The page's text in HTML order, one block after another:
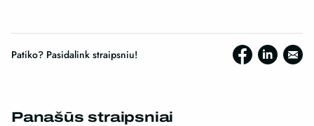
Patiko? Pasidalink straipsniu!
Panašūs straipsniai